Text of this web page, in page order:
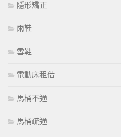
隱形矯正
雨鞋
雪鞋
電動床租借
馬桶不通
馬桶疏通